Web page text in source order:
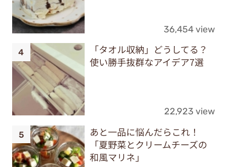
36,454 view
「タオル収納」どうしてる？
使い勝手抜群なアイデア7選
22,923 view
あと一品に悩んだらこれ！
「夏野菜とクリームチーズの
和風マリネ」